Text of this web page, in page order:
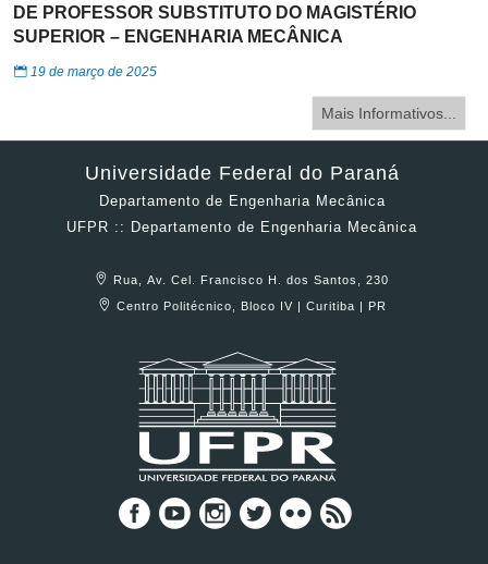
DE PROFESSOR SUBSTITUTO DO MAGISTÉRIO
SUPERIOR – ENGENHARIA MECÂNICA
19 de março de 2025
Mais Informativos...
Universidade Federal do Paraná
Departamento de Engenharia Mecânica
UFPR :: Departamento de Engenharia Mecânica
Rua, Av. Cel. Francisco H. dos Santos, 230
Centro Politécnico, Bloco IV | Curitiba | PR